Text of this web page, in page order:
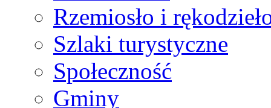
Rzemiosło i
Szlaki turystyczne
Społeczność
Gminy